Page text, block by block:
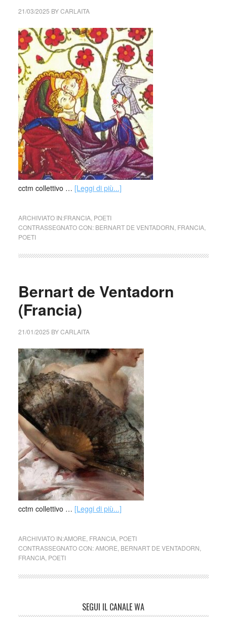
21/03/2025 BYCARLAITA
cctm collettivo … [Leggi di più...]
ARCHIVIATO IN:FRANCIA, POETI
CONTRASSEGNATO CON: BERNART DE VENTADORN FRANCIA,
POETI
Bernart de Ventadorn
(Francia)
21/01/2025 BYCARLAITA
cctm collettivo … [Leggi di più...]
ARCHIVIATO IN:AMORE FRANCIA, POETI
CONTRASSEGNATO CON:AMORE BERNART DE VENTADORN
FRANCIA, POETI
SEGUI IL CANALE WA